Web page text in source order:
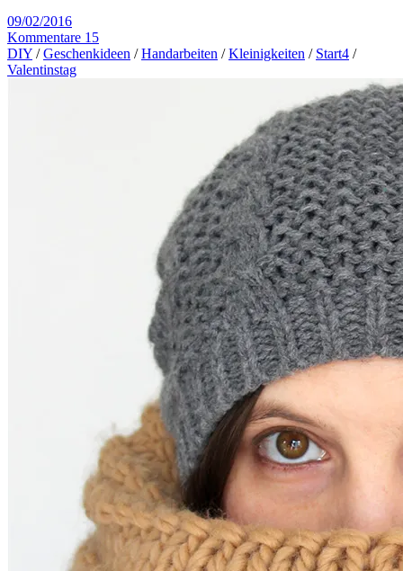
09/02/2016
Kommentare 15
DIY /Geschenkideen /Handarbeiten /Kleinigkeiten / Start4 /
Valentinstag